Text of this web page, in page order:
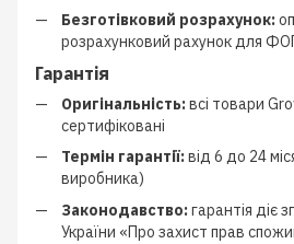
Безготівковий розрахунок:
розрахунковий рахунок для
Гарантія
Оригінальність:всі товари
сертифіковані
Термін гарантії:від 6 до 24
виробника)
Законодавство:гарантія діє
України «Про захист прав